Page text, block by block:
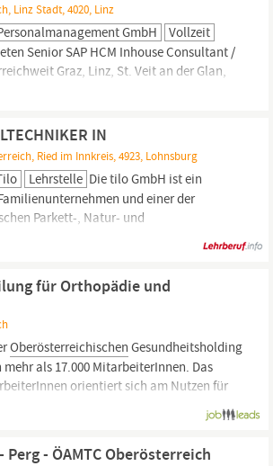
Linz Stadt, 4020, Linz
GmbH
Vollzeit
Senior SAP HCM Inhouse Consultant /
Graz, Linz, St. Veit an der Glan,
HCM-Expertise ein und gestalte
sicheren, etablierten und
einbringen?
IN
Ried im Innkreis, 4923, Lohnsburg
Lehrstelle Die tilo GmbH ist ein
und einer der
Parkett-, Natur- und
mit Sitz im Innviertel /
Wir suchen zur Verstärkung
und arbeiten bei tilo in der...
für Orthopädie und
Oberösterreichischen Gesundheitsholding
als 17.000 MitarbeiterInnen. Das
orientiert sich am Nutzen für
der
unseren MitarbeiterInnen dafür
die Ausbildung, Leben und...
Perg - ÖAMTC Oberösterreich